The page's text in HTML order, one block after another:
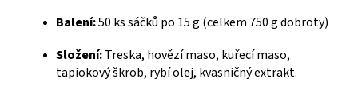
Balení:50 ks sáčků po 15 g (celkem 750 g dobroty)
Složení:Treska, hovězí maso, kuřecí maso,
tapiokový škrob, rybí olej, kvasničný extrakt.